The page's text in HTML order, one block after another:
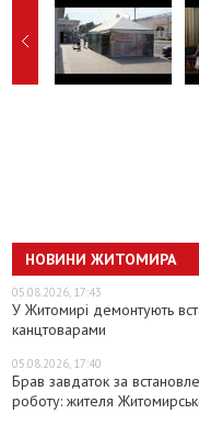
НОВИНИ ЖИТОМИРА
05.08.2026, 17:43
У Житомирі демонтують
канцтоварами
05.08.2026, 17:40
Брав завдаток за
роботу: жителя